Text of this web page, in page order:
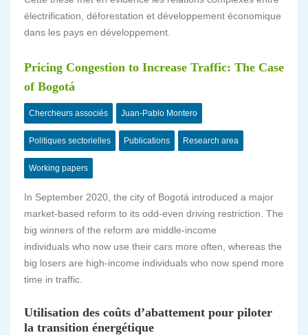
électrification, déforestation et développement économique
dans les pays en développement.
Pricing Congestion to Increase Traffic: The Case
of Bogotá
Chercheurs associés Juan-Pablo Montero
Politiques sectorielles Publications Research area
Working papers
In September 2020, the city of Bogotá introduced a major
market-based reform to its odd-even driving restriction. The
big winners of the reform are middle-income
individuals who now use their cars more often, whereas the
big losers are high-income individuals who now spend more
time in traffic.
Utilisation des coûts d’abattement pour piloter
la transition énergétique